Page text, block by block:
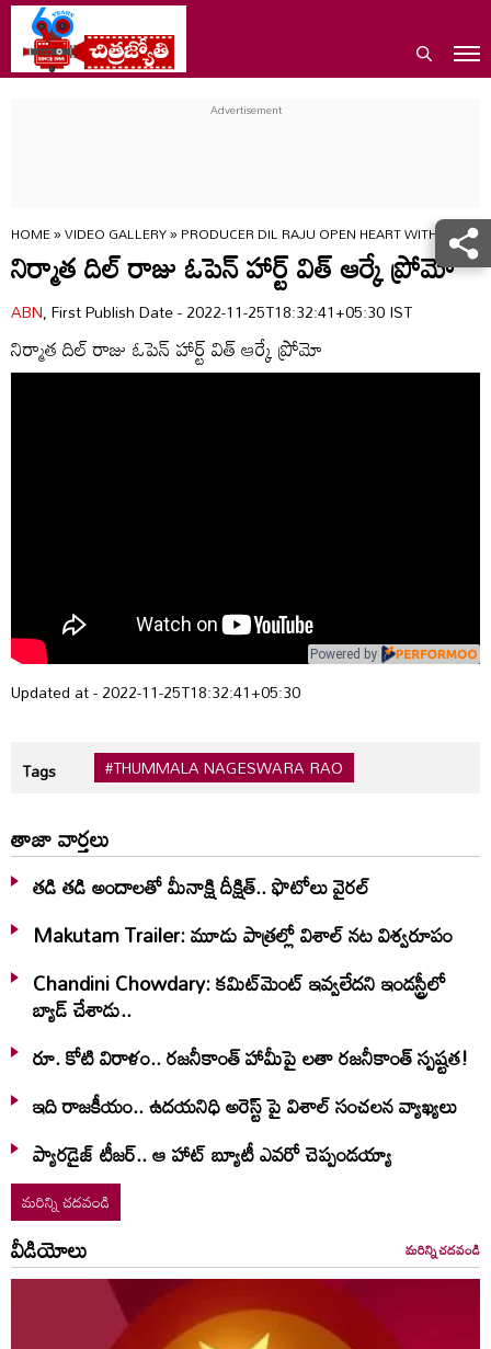
HOME»VIDEO GALLERY»PRODUCER DIL RAJU OPEN HEART WITH RK
నిర్మాత దిల్ రాజు ఓపెన్ హార్ట్ విత్ ఆర్కే ప్రోమో
ABN, First Publish Date - 2022-11-25T18:32:41+05:30 IST
నిర్మాత దిల్ రాజు ఓపెన్ హార్ట్ విత్ ఆర్కే ప్రోమో
Powered by
Updated at - 2022-11-25T18:32:41+05:30
Tags #THUMMALA NAGESWARA RAO
తాజా వార్తలు
తడి తడి అందాలతో మీనాక్షి దీక్షిత్‌.. ఫొటోలు వైరల్
Makutam Trailer: మూడు పాత్రల్లో విశాల్ నట విశ్వరూపం
Chandini Chowdary: కమిట్‌మెంట్ ఇవ్వలేదని ఇండస్ట్రీలో
బ్యాడ్ చేశాడు..
రూ. కోటి విరాళం.. రజనీకాంత్ హామీపై లతా రజనీకాంత్ స్పష్టత!
ఇది రాజకీయం.. ఉదయనిధి అరెస్ట్ పై విశాల్ సంచలన వ్యాఖ్యలు
ప్యారడైజ్ టీజర్.. ఆ హాట్ బ్యూటీ ఎవరో చెప్పండయ్యా
మరిన్ని చదవండి
వీడియోలు మరిన్ని చదవండి